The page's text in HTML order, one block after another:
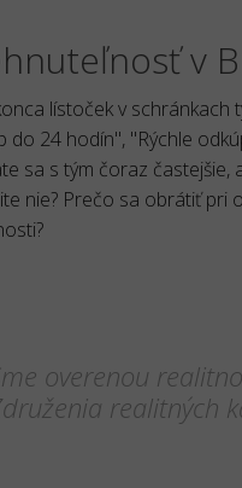
v
lístoček v
do 24 hodín", "Rýchle
sa s tým čoraz častejšie,
nie? Prečo sa obrátiť
overenou
realitných